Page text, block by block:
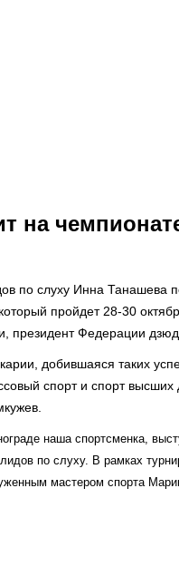
на
по слуху Инна Танашева
пройдет 28-30
президент Федерации
добившаяся таких
спорт и спорт
наша спортсменка,
по слуху. В рамках
мастером спорта